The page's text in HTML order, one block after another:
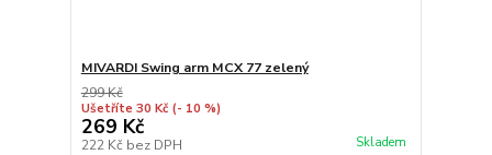
MIVARDI Swing arm MCX 77 zelený
299 Kč
Ušetříte 30 Kč (- 10 %)
269 Kč
222 Kč bez DPH Skladem